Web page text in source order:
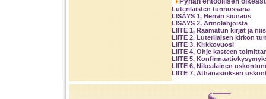
Luterilaisten tunnussana
LISÄYS 1, Herran siunaus
LISÄYS 2, Armolahjoista
LIITE 1, Raamatun kirjat ja
LIITE 2, Luterilaisen kirkon
LIITE 3, Kirkkovuosi
LIITE 4, Ohje kasteen
LIITE 5,
LIITE 6, Nikealainen
LIITE 7, Athanasioksen